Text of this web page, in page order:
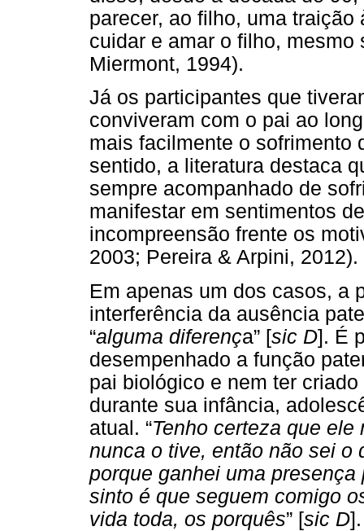
parecer, ao filho, uma
cuidar e amar o filho,
Miermont, 1994).
Já os participantes que
conviveram com o pai ao
mais facilmente o sofrimento
sentido, a literatura destaca
sempre acompanhado de
manifestar em sentimentos
incompreensão frente os
2003; Pereira & Arpini, 2012).
Em apenas um dos casos, a
interferência da ausência
“alguma diferença” [sic D]. É
desempenhado a função
pai biológico e nem ter
durante sua infância,
atual. “Tenho certeza que
nunca o tive, então não sei o
porque ganhei uma
sinto é que seguem comigo
vida toda, os porquês” [sic D].